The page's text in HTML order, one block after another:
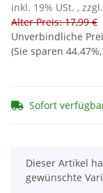
inkl. 19% USt. , zzgl.
Alter Preis: 17,99 €
Unverbindliche
(Sie sparen 44.47%
Sofort
x
Dieser Artikel
gewünschte